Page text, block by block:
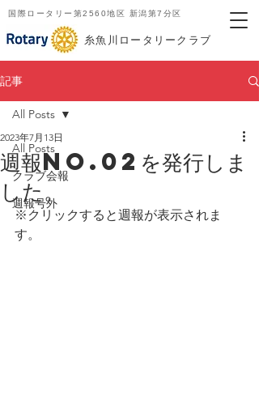
​糸魚川ロータリークラブ
国際ロータリー第2560地区 新潟第7分区
記事
All Posts
クラブ会報
週報号外
All Posts
週報No.02を発行しま
した。
2023年7月13日
※クリックすると週報が表示されま
す。